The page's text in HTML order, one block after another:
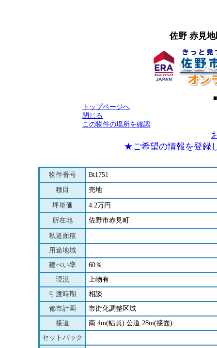
佐野 赤見
トップページへ
閉じる
この物件の場所を確認
★ご希望の情報を登録
物件番号 Bt1751
種目 売地
坪単価 4.2万円
所在地 佐野市赤見町
私道面積
用途地域
建ぺい率
60％
現況
上物有
引渡時期
相談
都市計画
市街化調整区域
接道
南 4m(幅員) 公道 28m(接面)
セットバック